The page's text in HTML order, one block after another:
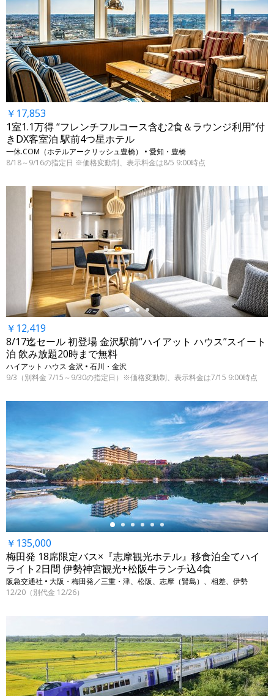
￥17,853
1室1.1万得 “フレンチフルコース含む2食＆ラウンジ利用”付
きDX客室泊 駅前4つ星ホテル
一休.COM（ホテルアークリッシュ豊橋） • 愛知・豊橋
8/18～9/16の指定日 ※価格変動制、表示料金は8/5 9:00時点
￥12,419
8/17迄セール 初登場 金沢駅前“ハイアット ハウス”スイート
泊 飲み放題20時まで無料
ハイアット ハウス 金沢 • 石川・金沢
9/3（別料金 7/15～9/30の指定日）※価格変動制、表示料金は7/15 9:00時点
←
￥135,000
梅田発 18席限定バス×『志摩観光ホテル』移食泊全てハイ
ライト2日間 伊勢神宮観光+松阪牛ランチ込4食
阪急交通社 • 大阪・梅田発／三重・津、松阪、志摩（賢島）、相差、伊勢
12/20（別代金 12/26）